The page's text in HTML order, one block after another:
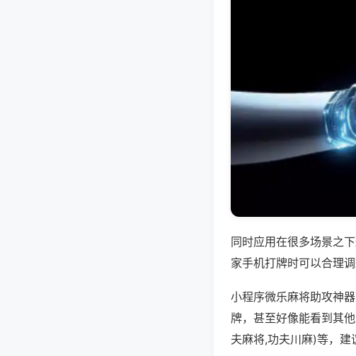
同时应用在很多场景之
家手机打牌时可以合理
小程序微乐麻将助攻神
牌，甚至好像能看到其
夫麻将,功夫川麻)等，建